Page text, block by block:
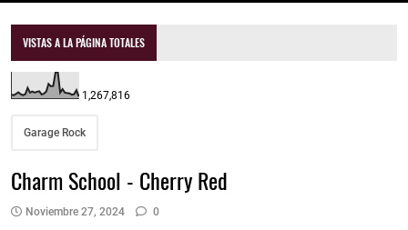
VISTAS A LA PÁGINA TOTALES
1,267,816
Garage Rock
Charm School - Cherry Red
Noviembre 27, 2024 0